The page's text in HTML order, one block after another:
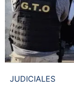
JUDICIALES